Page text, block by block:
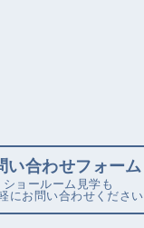
い合わせフォーム
ショールーム見学も
にお問い合わせください